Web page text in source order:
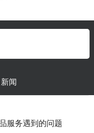
新闻
服务遇到的问题